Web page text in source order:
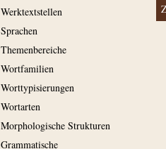
Werktextstellen
Sprachen
Themenbereiche
Wortfamilien
Worttypisierungen
Wortarten
Morphologische Strukturen
Grammatische